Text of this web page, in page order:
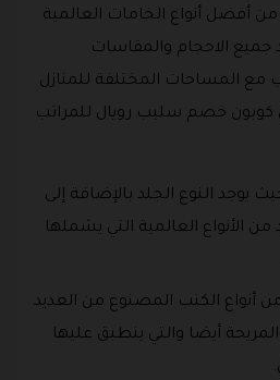
أفضل أنواع الخامات العالمية
جميع الاحجام والمقاسات
مع المساحات المختلفة للمنازل
خصم سليب رويال للمراتب
يوجد النوع الجلد بالإضافة إلى
الأنواع العالمية التي يشملها
أنواع الكنب المصنوع من العديد
أيضا والتي ينطبق عليها